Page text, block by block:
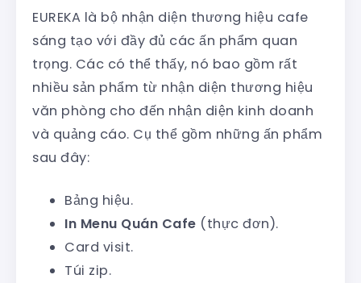
EUREKA là bộ nhận diện thương hiệu cafe
sáng tạo với đầy đủ các ấn phẩm quan
trọng. Các có thể thấy, nó bao gồm rất
nhiều sản phẩm từ nhận diện thương hiệu
văn phòng cho đến nhận diện kinh doanh
và quảng cáo. Cụ thể gồm những ấn phẩm
sau đây:
Bảng hiệu.
In Menu Quán Cafe (thực đơn).
Card visit.
Túi zip.